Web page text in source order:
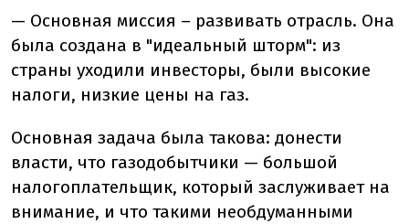
— Основная миссия – развивать отрасль. Она
была создана в "идеальный шторм": из
страны уходили инвесторы, были высокие
налоги, низкие цены на газ.
Основная задача была такова: донести
власти, что газодобытчики — большой
налогоплательщик, который заслуживает на
внимание, и что такими необдуманными